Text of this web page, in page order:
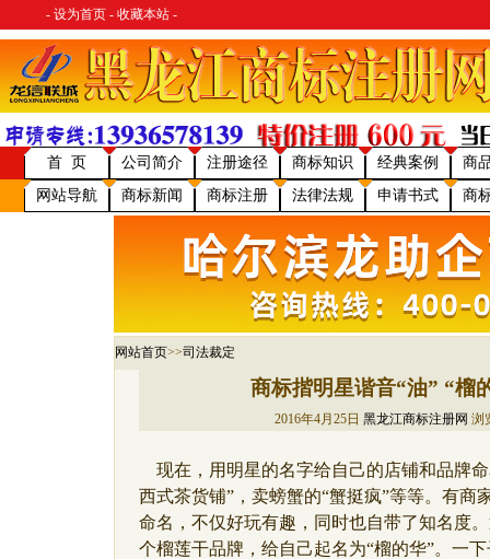
- 设为首页 - 收藏本站 -
首 页 公司简介 注册途径 商标知识 经典案例
商
网站导航
商标新闻 商标注册 法律法规 申请书式 商
网站首页>>司法裁定
商标揩明星谐音“油” “榴
2016年4月25日 黑龙江商标注册网 浏
现在，用明星的名字给自己的店铺和品牌
西式茶货铺”，卖螃蟹的“蟹挺疯”等等。有商
命名，不仅好玩有趣，同时也自带了知名度
个榴莲干品牌，给自己起名为“榴的华”。一